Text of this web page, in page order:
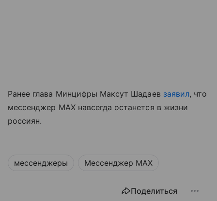
Ранее глава Минцифры Максут Шадаев заявил, что
мессенджер MAX навсегда останется в жизни
россиян.
мессенджеры Мессенджер MAX
Поделиться